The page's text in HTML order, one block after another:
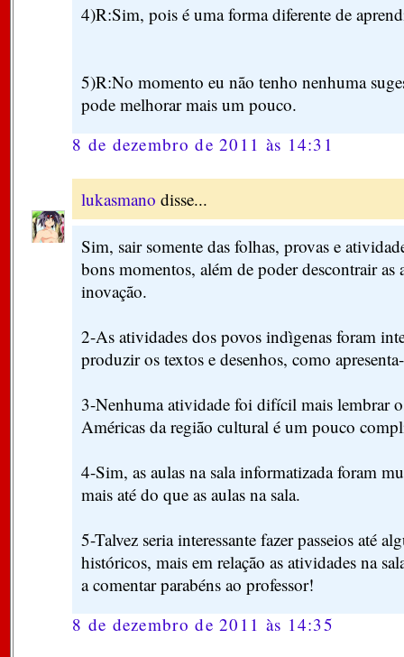
4)R:Sim, pois é uma forma diferente de
5)R:No momento eu não tenho nenhuma
pode melhorar mais um pouco.
8 de dezembro de 2011 às 14:31
lukasmano disse...
Sim, sair somente das folhas, provas e
bons momentos, além de poder descontrair as
inovação.
2-As atividades dos povos indìgenas foram
produzir os textos e desenhos, como
3-Nenhuma atividade foi difícil mais lembrar
Américas da região cultural é um pouco
4-Sim, as aulas na sala informatizada foram
mais até do que as aulas na sala.
5-Talvez seria interessante fazer passeios até
históricos, mais em relação as atividades na
a comentar parabéns ao professor!
8 de dezembro de 2011 às 14:35